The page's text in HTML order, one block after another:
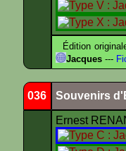
Édition
Jacques ---
036 Souvenirs
Ernest